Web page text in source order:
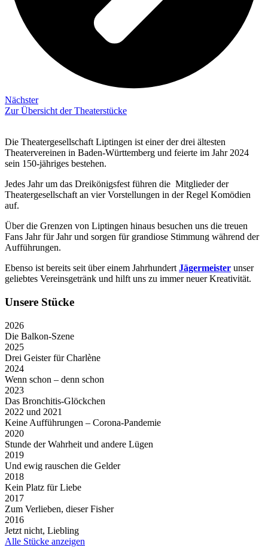
Nächster
Zur Übersicht der Theaterstücke
Die Theatergesellschaft Liptingen ist einer der drei ältesten
Theatervereinen in Baden-Württemberg und feierte im Jahr 2024
sein 150-jähriges bestehen.
Jedes Jahr um das Dreikönigsfest führen die Mitglieder der
Theatergesellschaft an vier Vorstellungen in der Regel Komödien
auf.
Über die Grenzen von Liptingen hinaus besuchen uns die treuen
Fans Jahr für Jahr und sorgen für grandiose Stimmung während der
Aufführungen.
Ebenso ist bereits seit über einem Jahrhundert Jägermeister unser
geliebtes Vereinsgetränk und hilft uns zu immer neuer Kreativität.
Unsere Stücke
2026
Die Balkon-Szene
2025
Drei Geister für Charlène
2024
Wenn schon – denn schon
2023
Das Bronchitis-Glöckchen
2022 und 2021
Keine Aufführungen – Corona-Pandemie
2020
Stunde der Wahrheit und andere Lügen
2019
Und ewig rauschen die Gelder
2018
Kein Platz für Liebe
2017
Zum Verlieben, dieser Fisher
2016
Jetzt nicht, Liebling
Alle Stücke anzeigen